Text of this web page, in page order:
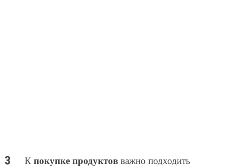
К покупке продуктовважно подходить